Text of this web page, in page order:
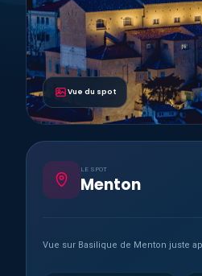
Vue du spot
LE SPOT
Menton
Vue sur Basilique de Menton juste